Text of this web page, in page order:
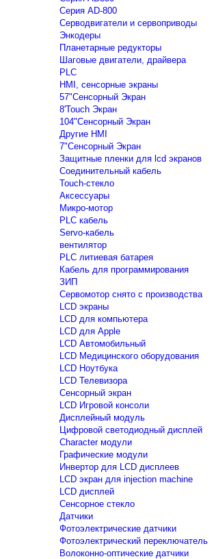
Серия AD-800
Серводвигатели и сервоприводы
Энкодеры
Планетарные редукторы
Шаговые двигатели, драйвера
PLC
HMI, сенсорные экраны
57"Сенсорный Экран
8'Touch Экран
104"Сенсорный Экран
Другие HMI
7"Сенсорный Экран
Защитные пленки для lcd экранов
Соединительный кабель
Touch-стекло
Аксессуары
Микро-мотор
PLC кабель
Servo-кабель
вентилятор
PLC литиевая батарея
Кабель для программирования
ЗИП
Сервомотор снято с производства
LCD экраны
LCD для компьютера
LCD для Apple
LCD Автомобильный
LCD Медицинского оборудования
LCD Ноутбука
LCD Телевизора
Сенсорный экран
LCD Игровой консоли
Дисплейный модуль
Цифровой светодиодный дисплей
Сharacter модули
Графические модули
Инвертор для LCD дисплеев
LCD экран для injection machine
LCD дисплей
Сенсорное стекло
Датчики
Фотоэлектрические датчики
Фотоэлектрический переключатель
Волоконно-оптические датчики